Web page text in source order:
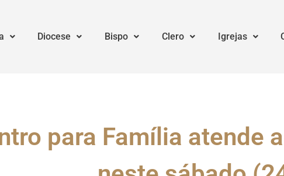
Diocese Bispo Clero Igrejas
para Família atende